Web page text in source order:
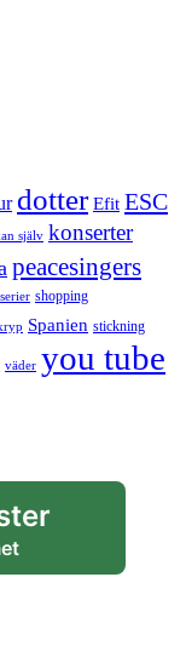
dotter Efit ESC
själv konserter
peacesingers
serier shopping
Spanien stickning
väder you tube